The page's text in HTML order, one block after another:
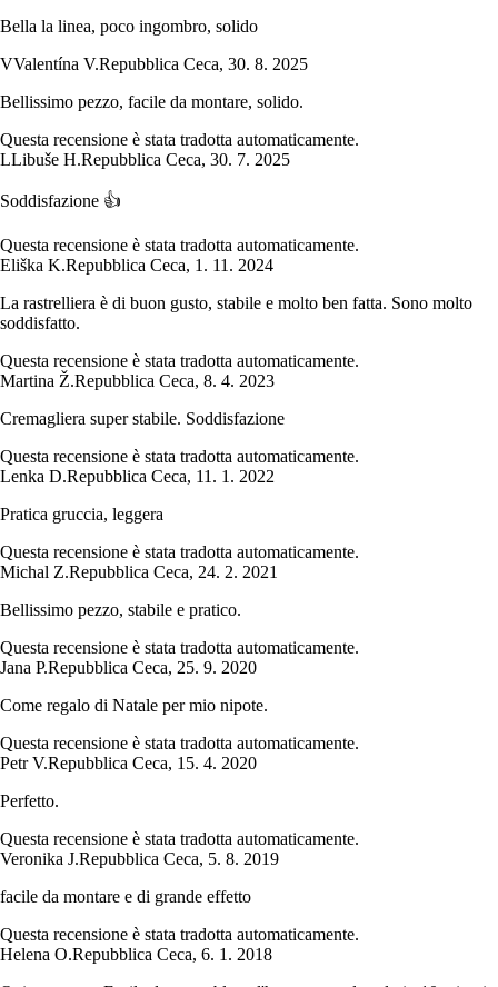
Bella la linea, poco ingombro, solido
VValentína V.Repubblica Ceca, 30. 8. 2025
Bellissimo pezzo, facile da montare, solido.
Questa recensione è stata tradotta automaticamente.
LLibuše H.Repubblica Ceca, 30. 7. 2025
Soddisfazione 👍
Questa recensione è stata tradotta automaticamente.
Eliška K.Repubblica Ceca, 1. 11. 2024
La rastrelliera è di buon gusto, stabile e molto ben fatta. Sono molto
soddisfatto.
Questa recensione è stata tradotta automaticamente.
Martina Ž.Repubblica Ceca, 8. 4. 2023
Cremagliera super stabile. Soddisfazione
Questa recensione è stata tradotta automaticamente.
Lenka D.Repubblica Ceca, 11. 1. 2022
Pratica gruccia, leggera
Questa recensione è stata tradotta automaticamente.
Michal Z.Repubblica Ceca, 24. 2. 2021
Bellissimo pezzo, stabile e pratico.
Questa recensione è stata tradotta automaticamente.
Jana P.Repubblica Ceca, 25. 9. 2020
Come regalo di Natale per mio nipote.
Questa recensione è stata tradotta automaticamente.
Petr V.Repubblica Ceca, 15. 4. 2020
Perfetto.
Questa recensione è stata tradotta automaticamente.
Veronika J.Repubblica Ceca, 5. 8. 2019
facile da montare e di grande effetto
Questa recensione è stata tradotta automaticamente.
Helena O.Repubblica Ceca, 6. 1. 2018